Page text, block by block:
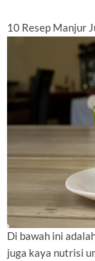
10 Resep Manjur
Di bawah ini
juga kaya nutrisi